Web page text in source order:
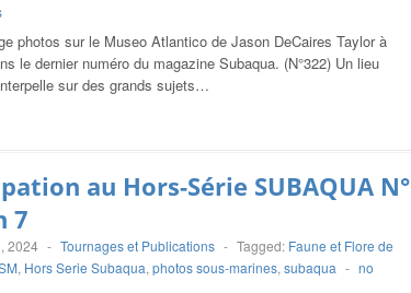
photos sur le Museo Atlantico de Jason DeCaires Taylor à
le dernier numéro du magazine Subaqua. (N°322) Un lieu
sur des grands sujets…
au Hors-Série SUBAQUA N°
7
2024 - Tournages et Publications - Tagged: Faune et Flore de
, Hors Serie Subaqua, photos sous-marines, subaqua - no